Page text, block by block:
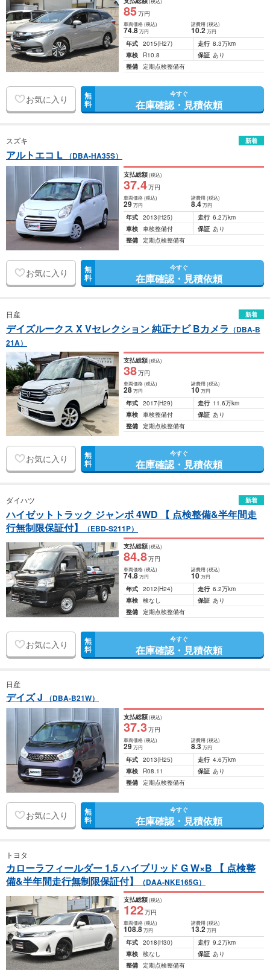
85万円
車両価格(税込)
74.8万円
諸費用 (税込)
10.2 万円
年式 2015(H27) 走行 8.3万km
車検
R10.8 保証 あり
整備 定期点検整備有
お気に入り 無
料
今すぐ
在庫確認・見積依頼
スズキ 新着
アルトエコ L （DBA-HA35S）
支払総額(税込)
37.4万円
車両価格(税込)
29万円
諸費用 (税込)
8.4 万円
年式 2013(H25) 走行 6.2万km
車検 車検整備付 保証 あり
整備 定期点検整備有
お気に入り 無
料
今すぐ
在庫確認・見積依頼
日産 新着
デイズルークス X Vセレクション 純正ナビ Bカメラ （DBA-B
21A）
支払総額(税込)
38万円
車両価格(税込)
28万円
諸費用 (税込)
10 万円
年式 2017(H29) 走行 11.6万km
車検 車検整備付 保証 あり
整備 定期点検整備有
お気に入り 無
料
今すぐ
在庫確認・見積依頼
ダイハツ 新着
ハイゼットトラック ジャンボ 4WD 【 点検整備&半年間走
行無制限保証付】
（EBD-S211P）
支払総額(税込)
84.8万円
車両価格(税込)
74.8万円
諸費用 (税込)
10 万円
年式 2012(H24) 走行 6.2万km
車検 検なし 保証 あり
整備 定期点検整備有
お気に入り 無
料
今すぐ
在庫確認・見積依頼
日産
デイズ J （DBA-B21W）
支払総額(税込)
37.3万円
車両価格(税込)
29万円
諸費用 (税込)
8.3 万円
年式 2013(H25) 走行 4.6万km
車検
R08.11 保証 あり
整備 定期点検整備有
お気に入り 無
料
今すぐ
在庫確認・見積依頼
トヨタ
カローラフィールダー 1.5 ハイブリッド G W×B 【 点検整
備&半年間走行無制限保証付】
（DAA-NKE165G）
支払総額(税込)
122万円
車両価格(税込)
108.8万円
諸費用 (税込)
13.2 万円
年式 2018(H30) 走行 9.2万km
車検 検なし 保証 あり
整備 定期点検整備有